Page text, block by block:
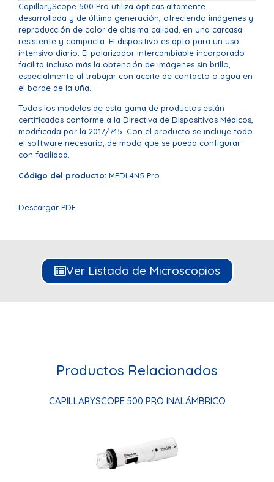
CapillaryScope 500 Pro utiliza ópticas altamente
desarrollada y de última generación, ofreciendo imágenes y
reproducción de color de altísima calidad, en una carcasa
resistente y compacta. El dispositivo es apto para un uso
intensivo diario. El polarizador intercambiable incorporado
facilita incluso más la obtención de imágenes sin brillo,
especialmente al trabajar con aceite de contacto o agua en
el borde de la uña.
Todos los modelos de esta gama de productos están
certificados conforme a la Directiva de Dispositivos Médicos,
modificada por la 2017/745. Con el producto se incluye todo
el software necesario, de modo que se pueda configurar
con facilidad.
Código del producto: MEDL4N5 Pro
Descargar PDF
Ver Listado de Microscopios
Productos Relacionados
CAPILLARYSCOPE 500 PRO INALÁMBRICO